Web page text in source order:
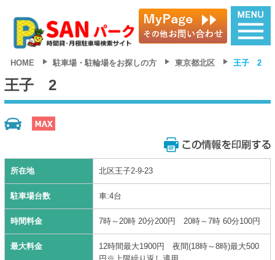
HOME 駐車場・駐輪場をお探しの方 東京都北区 王子 2
王子 2
所在地 北区王子2-9-23
駐車場台数 車:4台
時間料金 7時～20時 20分200円 20時～7時 60分100円
最大料金
12時間最大1900円 夜間(18時～8時)最大500